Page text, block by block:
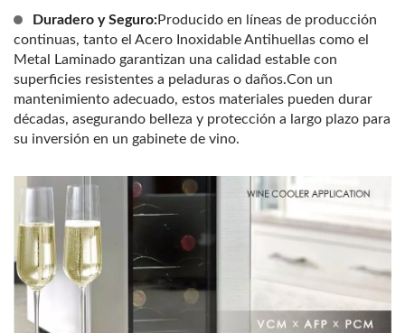
Duradero y Seguro:Producido en líneas de producción
continuas, tanto el Acero Inoxidable Antihuellas como el
Metal Laminado garantizan una calidad estable con
superficies resistentes a peladuras o daños.Con un
mantenimiento adecuado, estos materiales pueden durar
décadas, asegurando belleza y protección a largo plazo para
su inversión en un gabinete de vino.